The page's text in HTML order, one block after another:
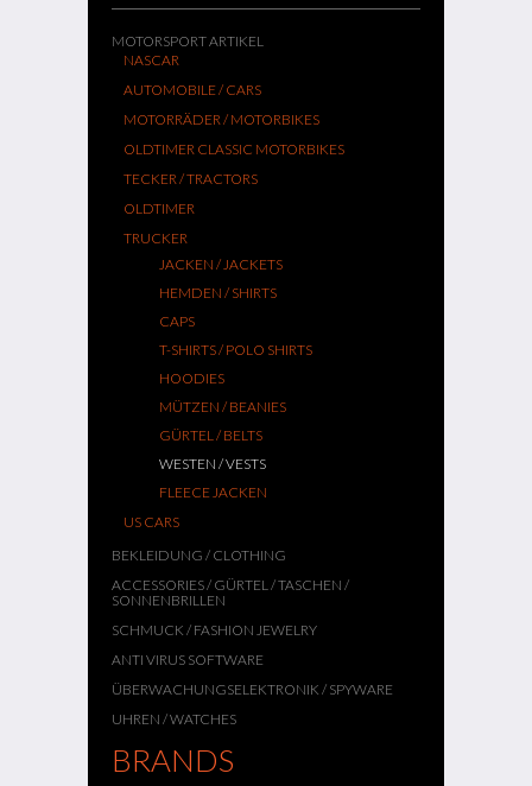
MOTORSPORT ARTIKEL
NASCAR
AUTOMOBILE / CARS
MOTORRÄDER / MOTORBIKES
OLDTIMER CLASSIC MOTORBIKES
TECKER / TRACTORS
OLDTIMER
TRUCKER
JACKEN / JACKETS
HEMDEN / SHIRTS
CAPS
T-SHIRTS / POLO SHIRTS
HOODIES
MÜTZEN / BEANIES
GÜRTEL / BELTS
WESTEN / VESTS
FLEECE JACKEN
US CARS
BEKLEIDUNG / CLOTHING
ACCESSORIES / GÜRTEL / TASCHEN /
SONNENBRILLEN
SCHMUCK / FASHION JEWELRY
ANTI VIRUS SOFTWARE
ÜBERWACHUNGSELEKTRONIK / SPYWARE
UHREN / WATCHES
BRANDS